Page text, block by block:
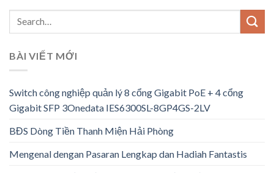
BÀI VIẾT MỚI
Switch công nghiệp quản lý 8 cổng Gigabit PoE + 4 cổng
Gigabit SFP 3Onedata IES6300SL-8GP4GS-2LV
BĐS Dòng Tiền Thanh Miện Hải Phòng
Mengenal dengan Pasaran Lengkap dan Hadiah Fantastis